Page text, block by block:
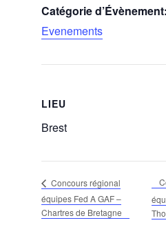
Catégorie d’Évènement:
Evenements
LIEU
Brest
Concours régional
équipes Fed A GAF –
Chartres de Bretagne